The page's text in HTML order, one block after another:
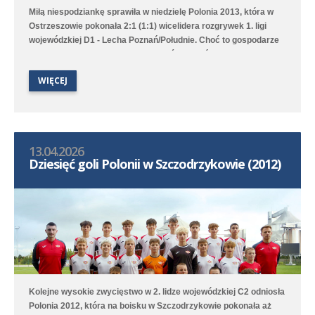
Miłą niespodziankę sprawiła w niedzielę Polonia 2013, która w
Ostrzeszowie pokonała 2:1 (1:1) wicelidera rozgrywek 1. ligi
wojewódzkiej D1 - Lecha Poznań/Południe. Choć to gospodarze
pierwsi objęli prowadzenie to Poloniści odwrócili losy meczu za
zespół przegrał na wyjeździe 1:3 (1:1) z Clescevią Kleszczewo, a
gola dla Polonii strzelił Bruno Obiegły.
WIĘCEJ
13.04.2026
Dziesięć goli Polonii w Szczodrzykowie (2012)
Kolejne wysokie zwycięstwo w 2. lidze wojewódzkiej C2 odniosła
Polonia 2012, która na boisku w Szczodrzykowie pokonała aż